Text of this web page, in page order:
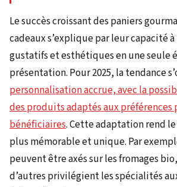
Le succès croissant des paniers
cadeaux s’explique par leur capacité
gustatifs et esthétiques en une seule
présentation. Pour 2025, la tendance
personnalisation accrue, avec la
des produits adaptés aux préférences
bénéficiaires. Cette adaptation rend
plus mémorable et unique. Par
peuvent être axés sur les fromages
d’autres privilégient les spécialités